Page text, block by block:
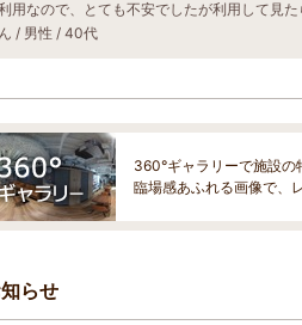
/ 男性 / 40代
360°ギャラリーで施設の
臨場感あふれる画像で、
らせ